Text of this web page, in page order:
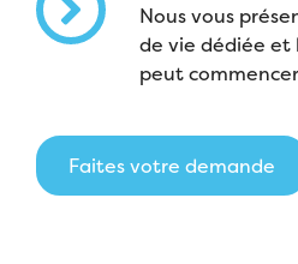
Nous vous
de vie dédiée et
peut
Faites votre demande